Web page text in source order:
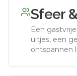
Sfeer
Een
uitjes, een
ontspannen